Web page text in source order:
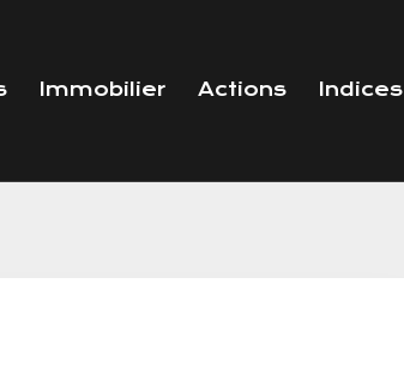
Immobilier Actions Indices